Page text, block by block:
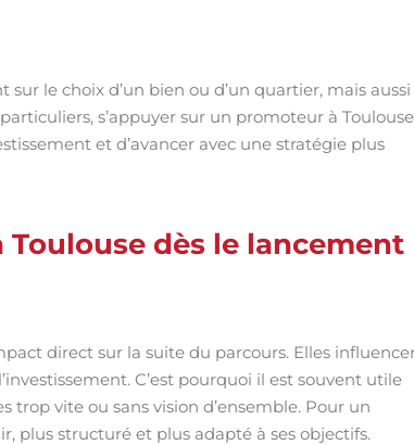
le choix d’un bien ou d’un quartier, mais
s’appuyer sur un promoteur à Toulouse
et d’avancer avec une stratégie plus
dès le lancement
direct sur la suite du parcours. Elles
C’est pourquoi il est souvent utile
trop vite ou sans vision d’ensemble. Pour un
plus structuré et plus adapté à ses objectifs.